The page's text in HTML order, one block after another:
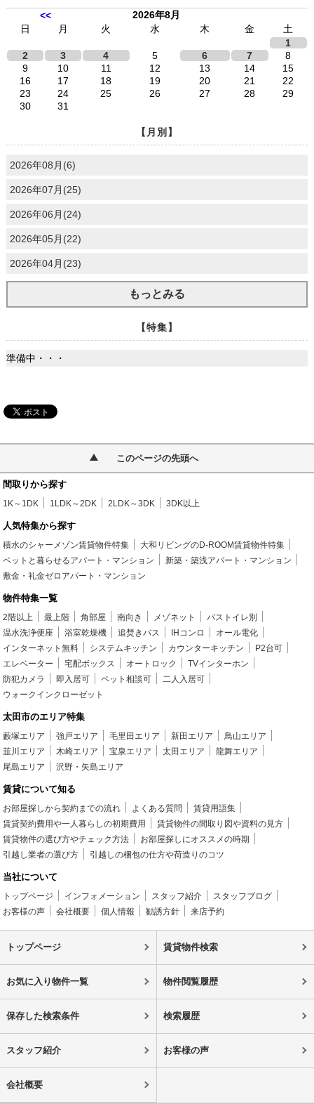
<<
2026年8月
日
月 火 水 木 金
土
1
2
3 4 5 6 7
8
9
10 11 12 13 14
15
16
17 18 19 20 21
22
23
24 25 26 27 28
29
30
31
【月別】
2026年08月(6)
2026年07月(25)
2026年06月(24)
2026年05月(22)
2026年04月(23)
もっとみる
【特集】
準備中・・・
このページの先頭へ
間取りから探す
1K～1DK 1LDK～2DK 2LDK～3DK 3DK以上
人気特集から探す
積水のシャーメゾン賃貸物件特集
大和リビングのD-ROOM賃貸物件特集
ペットと暮らせるアパート・マンション
新築・築浅アパート・マンション
敷金・礼金ゼロアパート・マンション
物件特集一覧
2階以上 最上階 角部屋 南向き メゾネット
バストイレ別
温水洗浄便座
浴室乾燥機 追焚きバス IHコンロ
オール電化
インターネット無料
システムキッチン カウンターキッチン
P2台可
エレベーター
宅配ボックス オートロック
TVインターホン
防犯カメラ
即入居可 ペット相談可
二人入居可
ウォークインクローゼット
太田市のエリア特集
藪塚エリア 強戸エリア 毛里田エリア 新田エリア
鳥山エリア
韮川エリア
木崎エリア 宝泉エリア 太田エリア
龍舞エリア
尾島エリア
沢野・矢島エリア
賃貸について知る
お部屋探しから契約までの流れ よくある質問
賃貸用語集
賃貸契約費用や一人暮らしの初期費用
賃貸物件の間取り図や資料の見方
賃貸物件の選び方やチェック方法
お部屋探しにオススメの時期
引越し業者の選び方
引越しの梱包の仕方や荷造りのコツ
当社について
トップページ インフォメーション スタッフ紹介
スタッフブログ
お客様の声
会社概要 個人情報 勧誘方針 来店予約
トップページ 賃貸物件検索
お気に入り物件一覧 物件閲覧履歴
保存した検索条件 検索履歴
スタッフ紹介 お客様の声
会社概要